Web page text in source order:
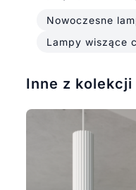
Nowoczesne
Lampy wiszące
Inne z kolekcji